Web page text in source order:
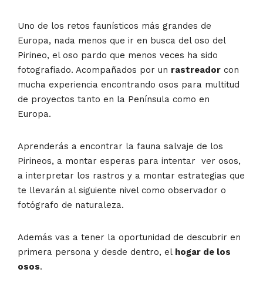
Uno de los retos faunísticos más grandes de
Europa, nada menos que ir en busca del oso del
Pirineo, el oso pardo que menos veces ha sido
fotografiado. Acompañados por un rastreador con
mucha experiencia encontrando osos para multitud
de proyectos tanto en la Península como en
Europa.
Aprenderás a encontrar la fauna salvaje de los
Pirineos, a montar esperas para intentar ver osos,
a interpretar los rastros y a montar estrategias que
te llevarán al siguiente nivel como observador o
fotógrafo de naturaleza.
Además vas a tener la oportunidad de descubrir en
primera persona y desde dentro, el hogar de los
osos.